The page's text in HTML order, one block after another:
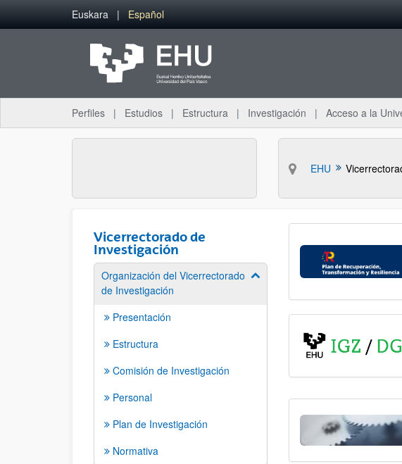
Saltar al contenido principal
Euskara Español
Perfiles Estudios Estructura Investigación Acceso a la
EHU
Vicerrectorado de
Investigación
Organización del Vicerrectorado
de Investigación
Mostrar/ocultar subpáginas
Presentación
Estructura
Comisión de Investigación
Personal
Plan de Investigación
Normativa